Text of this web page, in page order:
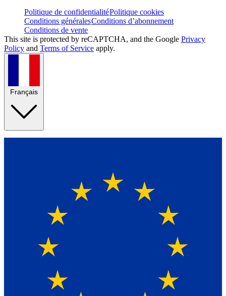
Politique de confidentialitéPolitique cookies
Conditions généralesConditions d’abonnement
Conditions de vente
This site is protected by reCAPTCHA, and the Google Privacy
Policy and Terms of Service apply.
Français